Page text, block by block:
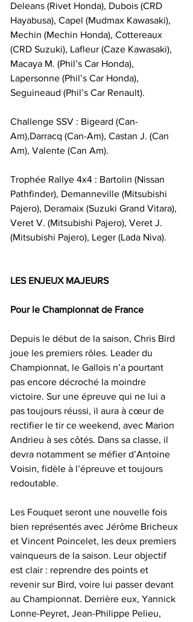
Deleans (Rivet Honda), Dubois (CRD
Hayabusa), Capel (Mudmax Kawasaki),
Mechin (Mechin Honda), Cottereaux
(CRD Suzuki), Lafleur (Caze Kawasaki),
Macaya M. (Phil’s Car Honda),
Lapersonne (Phil’s Car Honda),
Seguineaud (Phil’s Car Renault).
Challenge SSV : Bigeard (Can-
Am),Darracq (Can-Am), Castan J. (Can
Am), Valente (Can Am).
Trophée Rallye 4x4 : Bartolin (Nissan
Pathfinder), Demanneville (Mitsubishi
Pajero), Deramaix (Suzuki Grand Vitara),
Veret V. (Mitsubishi Pajero), Veret J.
(Mitsubishi Pajero), Leger (Lada Niva).
LES ENJEUX MAJEURS
Pour le Championnat de France
Depuis le début de la saison, Chris Bird
joue les premiers rôles. Leader du
Championnat, le Gallois n’a pourtant
pas encore décroché la moindre
victoire. Sur une épreuve qui ne lui a
pas toujours réussi, il aura à cœur de
rectifier le tir ce weekend, avec Marion
Andrieu à ses côtés. Dans sa classe, il
devra notamment se méfier d’Antoine
Voisin, fidèle à l’épreuve et toujours
redoutable.
Les Fouquet seront une nouvelle fois
bien représentés avec Jérôme Bricheux
et Vincent Poincelet, les deux premiers
vainqueurs de la saison. Leur objectif
est clair : reprendre des points et
revenir sur Bird, voire lui passer devant
au Championnat. Derrière eux, Yannick
Lonne-Peyret, Jean-Philippe Pelieu,